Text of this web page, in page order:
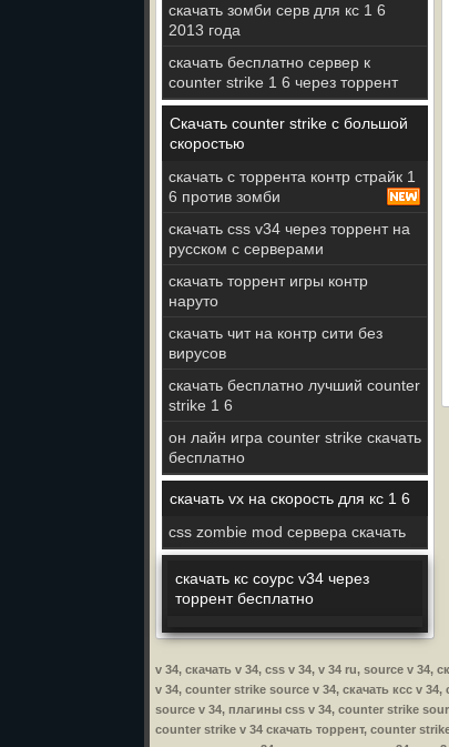
скачать зомби серв для кс 1 6
2013 года
скачать бесплатно сервер к
counter strike 1 6 через торрент
Скачать counter strike с большой
скоростью
скачать с торрента контр страйк 1
6 против зомби
скачать css v34 через торрент на
русском с серверами
скачать торрент игры контр
наруто
скачать чит на контр сити без
вирусов
скачать бесплатно лучший counter
strike 1 6
он лайн игра counter strike скачать
бесплатно
скачать vx на скорость для кс 1 6
css zombie mod сервера скачать
скачать кс соурс v34 через
торрент бесплатно
v 34, скачать v 34, css v 34, v 34 ru, source v
v 34, counter strike source v 34, скачать ксс v
source v 34, плагины css v 34, counter strike
counter strike v 34 скачать торрент, counter